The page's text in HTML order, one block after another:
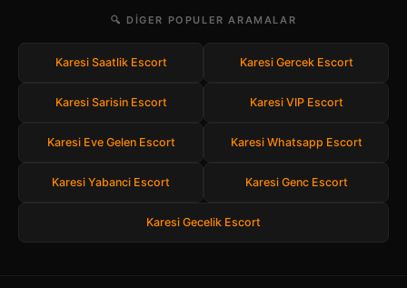
🔍 DIGER POPULER ARAMALAR
Karesi Saatlik Escort Karesi Gercek Escort
Karesi Sarisin Escort Karesi VIP Escort
Karesi Eve Gelen Escort Karesi Whatsapp Escort
Karesi Yabanci Escort Karesi Genc Escort
Karesi Gecelik Escort